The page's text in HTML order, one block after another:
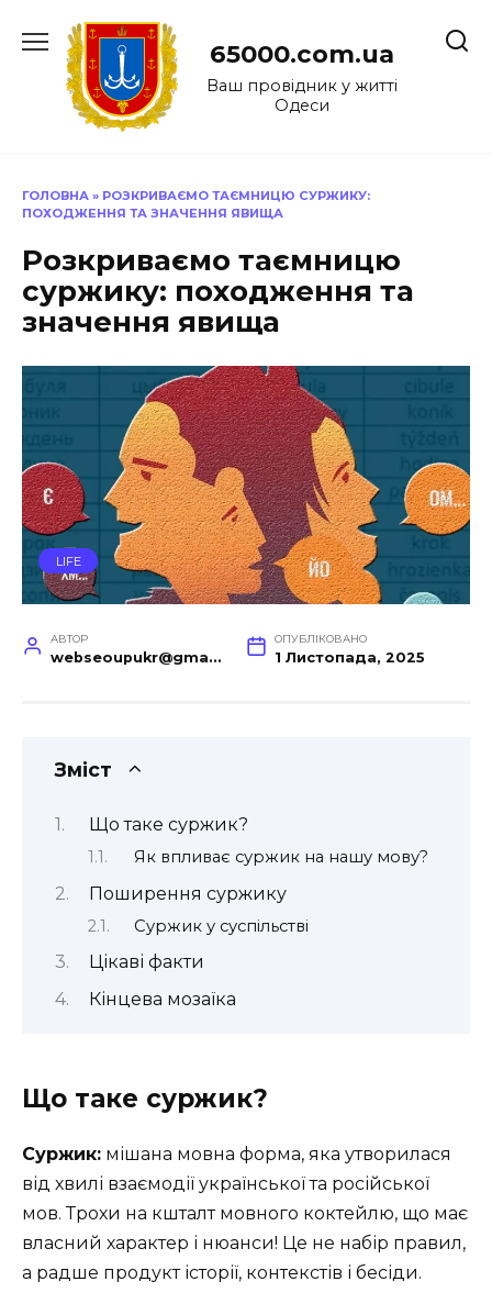
до
65000.com.ua
Ваш провідник у житті
Одеси
ГОЛОВНА » РОЗКРИВАЄМО ТАЄМНИЦЮ СУРЖИКУ:
ПОХОДЖЕННЯ ТА ЗНАЧЕННЯ ЯВИЩА
Розкриваємо таємницю
суржику: походження та
значення явища
LIFE
АВТОР
webseoupukr@gmail.com
ОПУБЛІКОВАНО
1 Листопада, 2025
Зміст
Що таке суржик?
Як впливає суржик на нашу мову?
Поширення суржику
Суржик у суспільстві
Цікаві факти
Кінцева мозаїка
Що таке суржик?
Суржик: мішана мовна форма, яка утворилася
від хвилі взаємодії української та російської
мов. Трохи на кшталт мовного коктейлю, що має
власний характер і нюанси! Це не набір правил,
а радше продукт історії, контекстів і бесіди.